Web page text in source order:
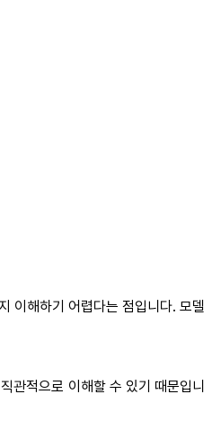
이해하기 어렵다는 점입니다. 모델
관적으로 이해할 수 있기 때문입니